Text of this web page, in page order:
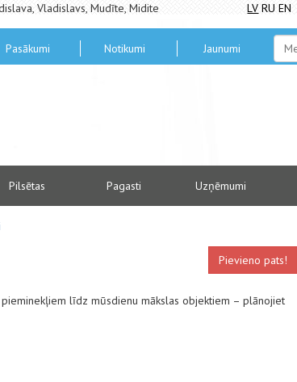
Vladislavs, Mudīte, Midite LV RU EN
Pasākumi Notikumi Jaunumi
Pilsētas Pagasti Uzņēmumi
Pievieno pats!
līdz mūsdienu mākslas objektiem – plānojiet